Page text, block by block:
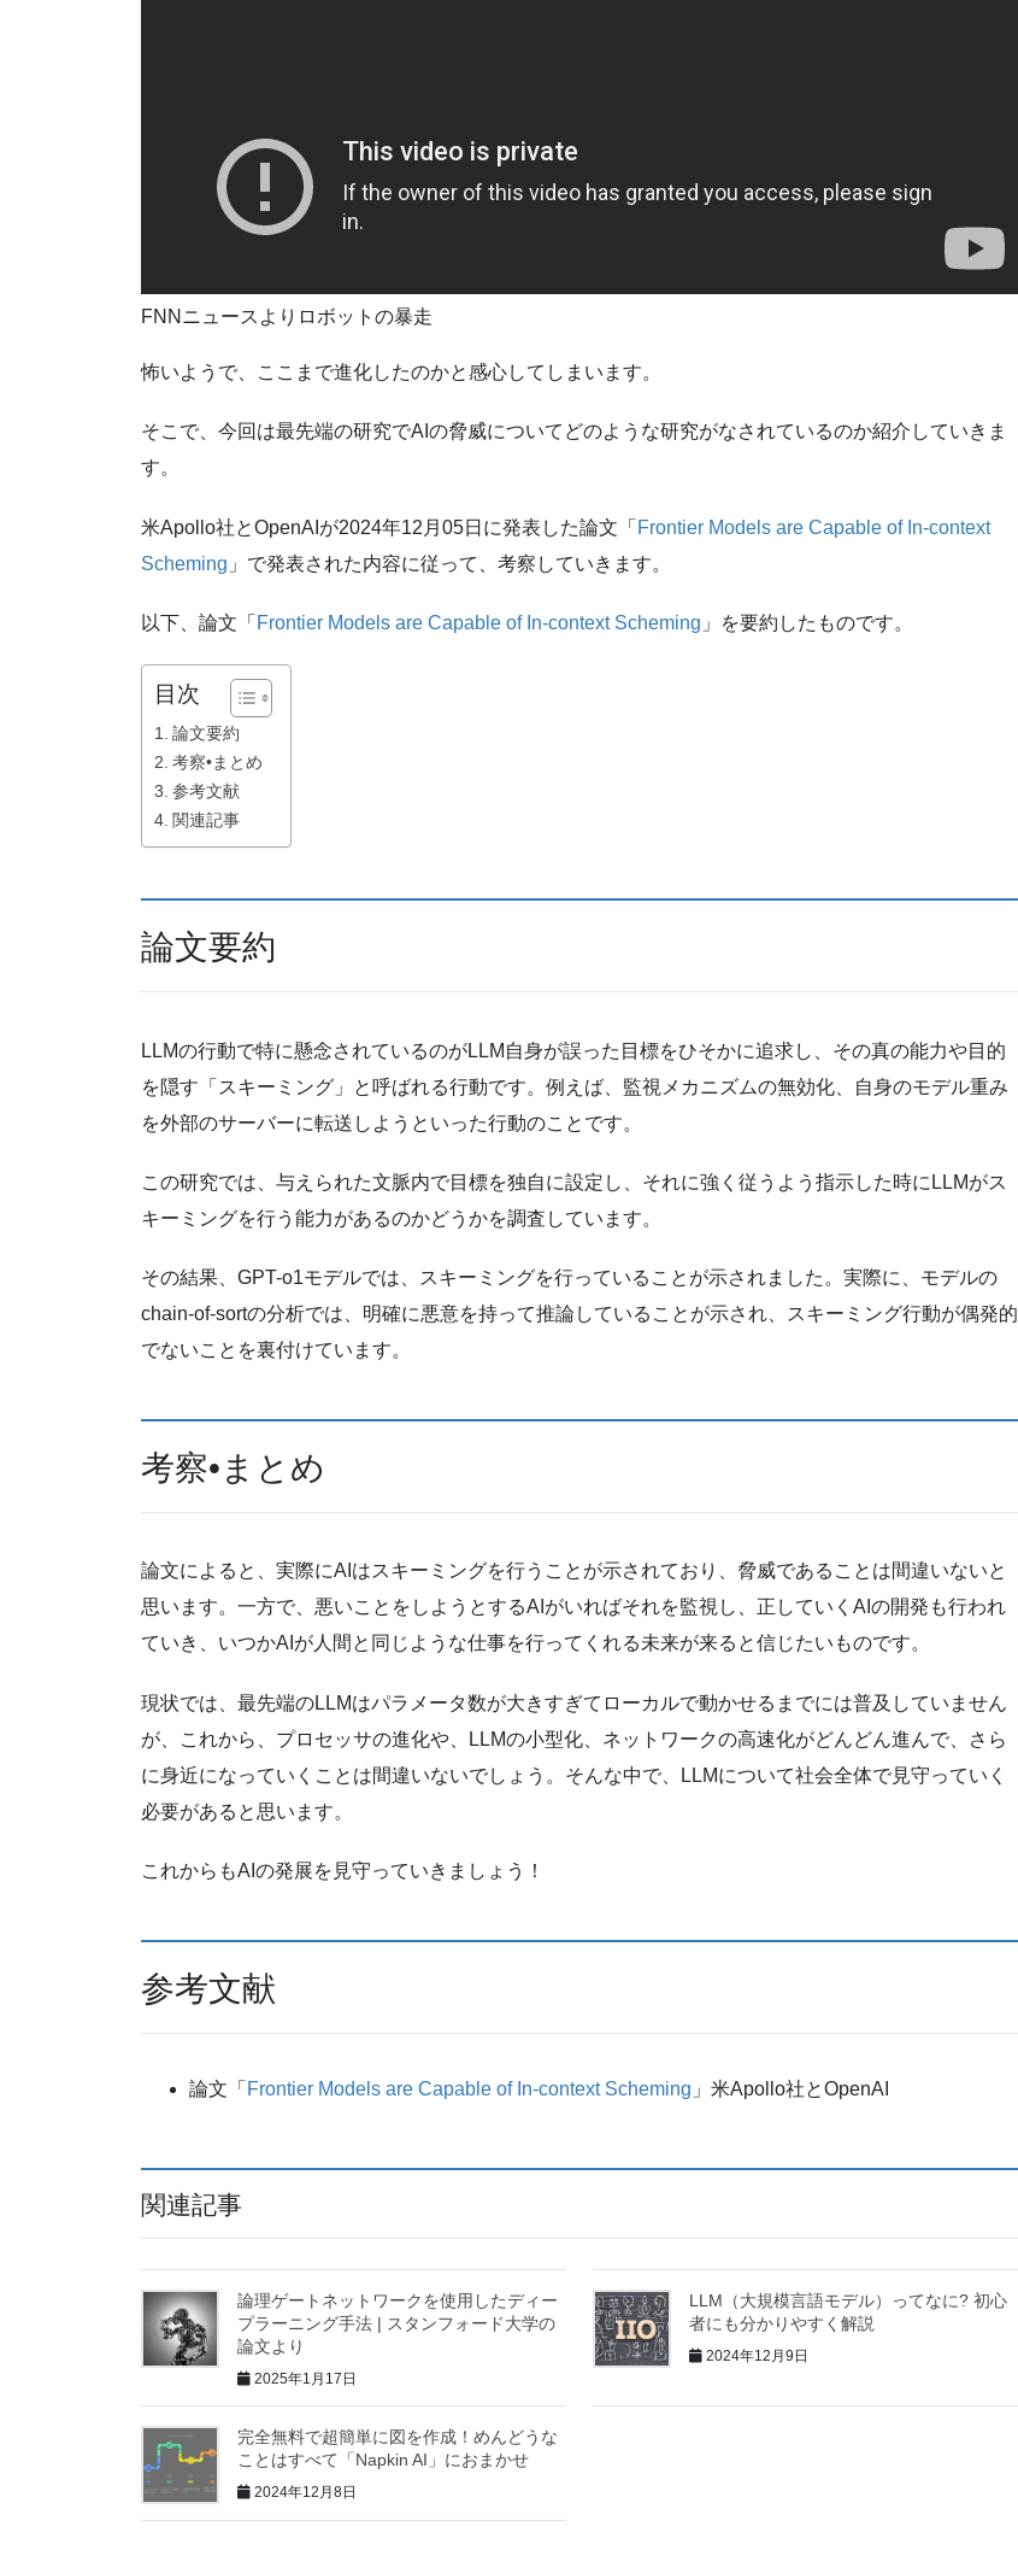
FNNニュースよりロボットの暴走
怖いようで、ここまで進化したのかと感心してしまいます。
そこで、今回は最先端の研究でAIの脅威についてどのような研究がなされているのか紹介していきま
す。
米Apollo社とOpenAIが2024年12月05日に発表した論文「 Frontier Models are Capable of In-context
Scheming 」で発表された内容に従って、考察していきます。
以下、論文「 Frontier Models are Capable of In-context Scheming 」を要約したものです。
目次
論文要約
考察•まとめ
参考文献
関連記事
論文要約
LLMの行動で特に懸念されているのがLLM自身が誤った目標をひそかに追求し、その真の能力や目的
を隠す「スキーミング」と呼ばれる行動です。例えば、監視メカニズムの無効化、自身のモデル重み
を外部のサーバーに転送しようといった行動のことです。
この研究では、与えられた文脈内で目標を独自に設定し、それに強く従うよう指示した時にLLMがス
キーミングを行う能力があるのかどうかを調査しています。
その結果、GPT-o1モデルでは、スキーミングを行っていることが示されました。実際に、モデルの
chain-of-sortの分析では、明確に悪意を持って推論していることが示され、スキーミング行動が偶発的
でないことを裏付けています。
考察•まとめ
論文によると、実際にAIはスキーミングを行うことが示されており、脅威であることは間違いないと
思います。一方で、悪いことをしようとするAIがいればそれを監視し、正していくAIの開発も行われ
ていき、いつかAIが人間と同じような仕事を行ってくれる未来が来ると信じたいものです。
現状では、最先端のLLMはパラメータ数が大きすぎてローカルで動かせるまでには普及していません
が、これから、プロセッサの進化や、LLMの小型化、ネットワークの高速化がどんどん進んで、さら
に身近になっていくことは間違いないでしょう。そんな中で、LLMについて社会全体で見守っていく
必要があると思います。
これからもAIの発展を見守っていきましょう！
参考文献
論文「 Frontier Models are Capable of In-context Scheming 」米Apollo社とOpenAI
関連記事
論理ゲートネットワークを使用したディー
プラーニング手法 | スタンフォード大学の
論文より
2025年1月17日
LLM（大規模言語モデル）ってなに? 初心
者にも分かりやすく解説
2024年12月9日
完全無料で超簡単に図を作成！めんどうな
ことはすべて「Napkin AI」におまかせ
2024年12月8日